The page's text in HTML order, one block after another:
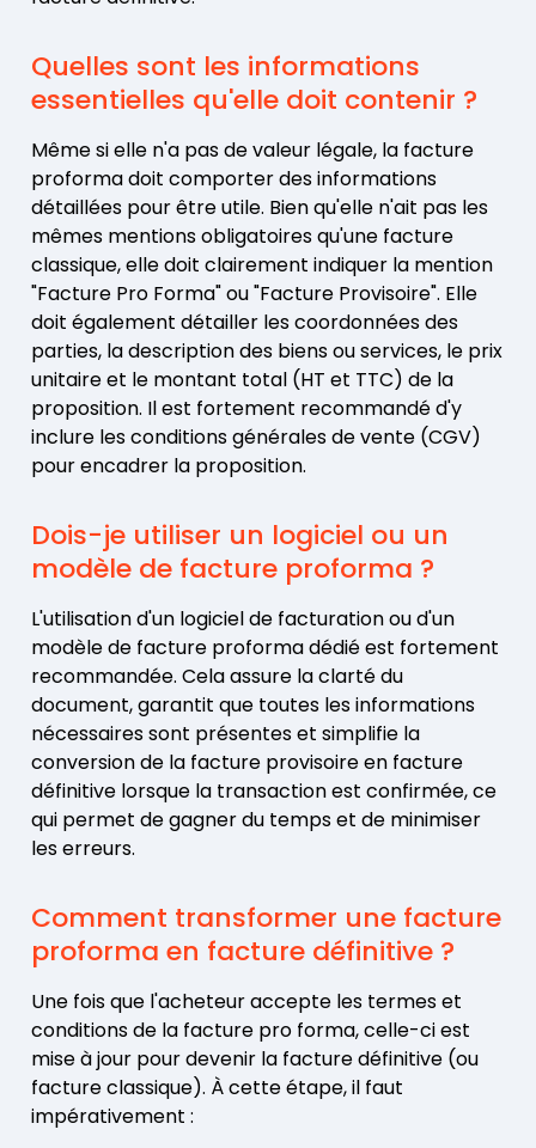
Quelles sont les informations
essentielles qu'elle doit contenir ?
Même si elle n'a pas de valeur légale, la facture
proforma doit comporter des informations
détaillées pour être utile. Bien qu'elle n'ait pas les
mêmes mentions obligatoires qu'une facture
classique, elle doit clairement indiquer la mention
"Facture Pro Forma" ou "Facture Provisoire". Elle
doit également détailler les coordonnées des
parties, la description des biens ou services, le prix
unitaire et le montant total (HT et TTC) de la
proposition. Il est fortement recommandé d'y
inclure les conditions générales de vente (CGV)
pour encadrer la proposition.
Dois-je utiliser un logiciel ou un
modèle de facture proforma ?
L'utilisation d'un logiciel de facturation ou d'un
modèle de facture proforma dédié est fortement
recommandée. Cela assure la clarté du
document, garantit que toutes les informations
nécessaires sont présentes et simplifie la
conversion de la facture provisoire en facture
définitive lorsque la transaction est confirmée, ce
qui permet de gagner du temps et de minimiser
les erreurs.
Comment transformer une facture
proforma en facture définitive ?
Une fois que l'acheteur accepte les termes et
conditions de la facture pro forma, celle-ci est
mise à jour pour devenir la facture définitive (ou
facture classique). À cette étape, il faut
impérativement :